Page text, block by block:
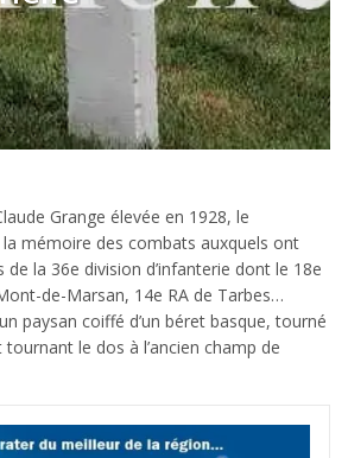
Grange élevée en 1928, le
mémoire des combats auxquels ont
la 36e division d’infanterie dont le 18e
de-Marsan, 14e RA de Tarbes…
paysan coiffé d’un béret basque, tourné
le dos à l’ancien champ de